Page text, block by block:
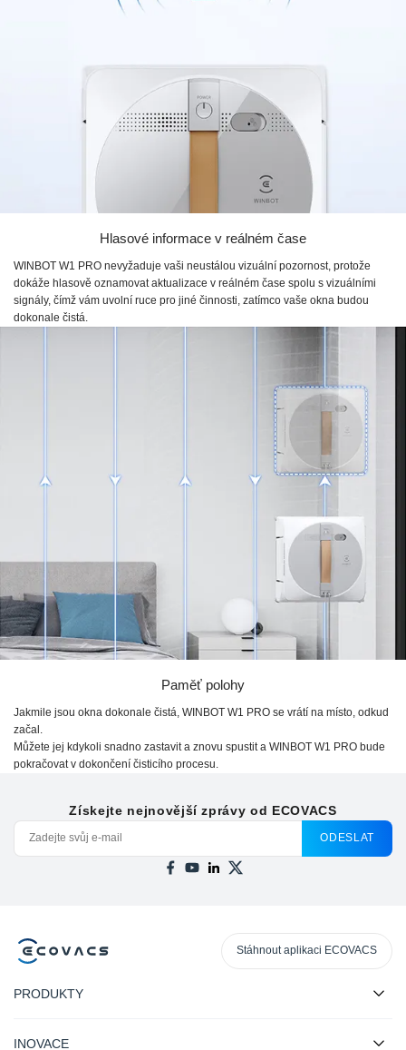
Hlasové informace v reálném čase
WINBOT W1 PRO nevyžaduje vaši neustálou vizuální pozornost, protože
dokáže hlasově oznamovat aktualizace v reálném čase spolu s vizuálními
signály, čímž vám uvolní ruce pro jiné činnosti, zatímco vaše okna budou
dokonale čistá.
Paměť polohy
Jakmile jsou okna dokonale čistá, WINBOT W1 PRO se vrátí na místo, odkud
začal.
Můžete jej kdykoli snadno zastavit a znovu spustit a WINBOT W1 PRO bude
pokračovat v dokončení čisticího procesu.
Získejte nejnovější zprávy od ECOVACS
ODESLAT
Stáhnout aplikaci ECOVACS
PRODUKTY
INOVACE